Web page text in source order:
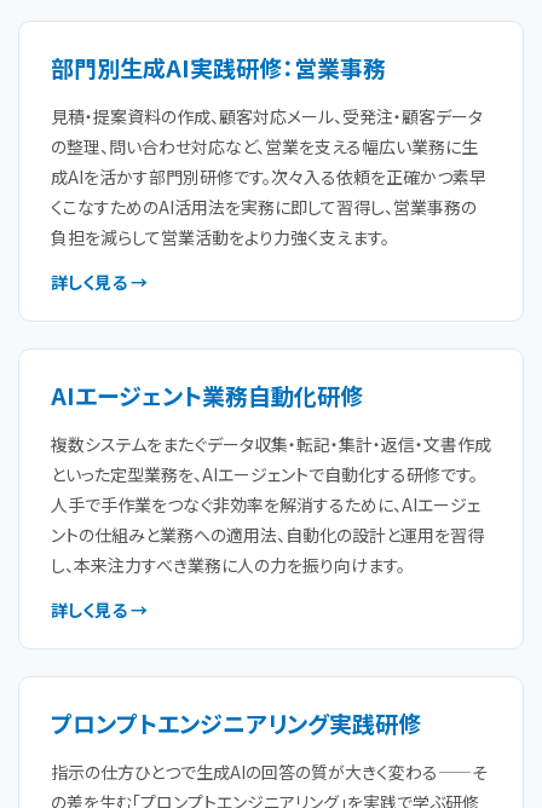
部門別生成AI実践研修：営業事務
見積・提案資料の作成、顧客対応メール、受発注・顧客データ
の整理、問い合わせ対応など、営業を支える幅広い業務に生
成AIを活かす部門別研修です。次々入る依頼を正確かつ素早
くこなすためのAI活用法を実務に即して習得し、営業事務の
負担を減らして営業活動をより力強く支えます。
詳しく見る →
AIエージェント業務自動化研修
複数システムをまたぐデータ収集・転記・集計・返信・文書作成
といった定型業務を、AIエージェントで自動化する研修です。
人手で手作業をつなぐ非効率を解消するために、AIエージェ
ントの仕組みと業務への適用法、自動化の設計と運用を習得
し、本来注力すべき業務に人の力を振り向けます。
詳しく見る →
プロンプトエンジニアリング実践研修
指示の仕方ひとつで生成AIの回答の質が大きく変わる——そ
の差を生む「プロンプトエンジニアリング」を実践で学ぶ研修